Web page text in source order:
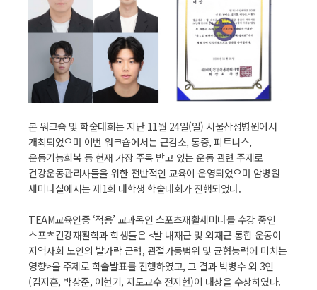
본 워크숍 및 학술대회는 지난 11월 24일(일) 서울삼성병원에서
개최되었으며 이번 워크숍에서는 근감소, 통증, 피트니스,
운동기능회복 등 현재 가장 주목 받고 있는 운동 관련 주제로
건강운동관리사들을 위한 전반적인 교육이 운영되었으며 암병원
세미나실에서는 제1회 대학생 학술대회가 진행되었다.
TEAM교육인증 ‘적용’ 교과목인 스포츠재활세미나를 수강 중인
스포츠건강재활학과 학생들은 <발 내재근 및 외재근 통합 운동이
지역사회 노인의 발가락 근력, 관절가동범위 및 균형능력에 미치는
영향>을 주제로 학술발표를 진행하였고, 그 결과 박병수 외 3인
(김지훈, 박상준, 이현기, 지도교수 전지현)이 대상을 수상하였다.